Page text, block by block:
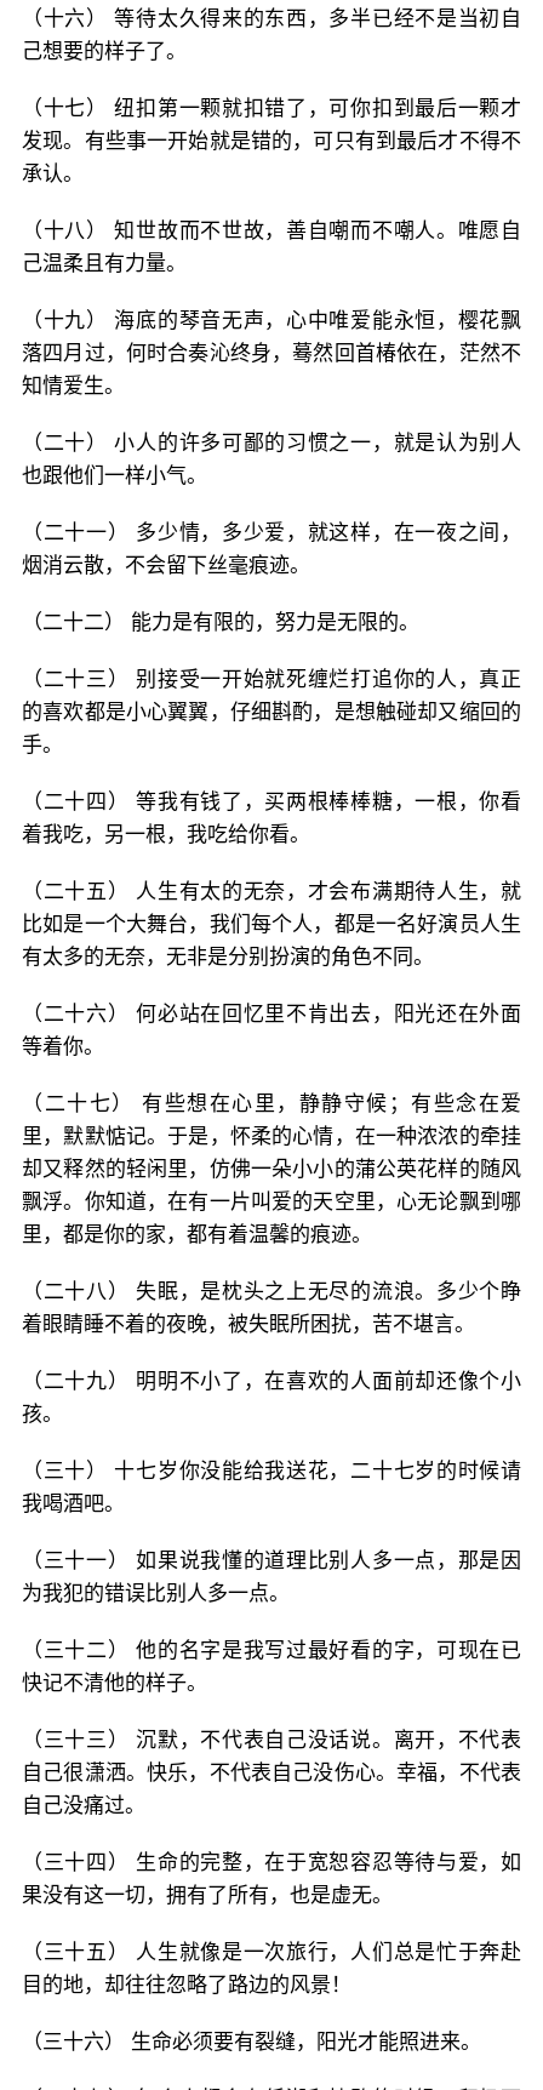
（十六） 等待太久得来的东西，多半已经不是当初自
己想要的样子了。
（十七） 纽扣第一颗就扣错了，可你扣到最后一颗才
发现。有些事一开始就是错的，可只有到最后才不得不
承认。
（十八） 知世故而不世故，善自嘲而不嘲人。唯愿自
己温柔且有力量。
（十九） 海底的琴音无声，心中唯爱能永恒，樱花飘
落四月过，何时合奏沁终身，蓦然回首椿依在，茫然不
知情爱生。
（二十） 小人的许多可鄙的习惯之一，就是认为别人
也跟他们一样小气。
（二十一） 多少情，多少爱，就这样，在一夜之间，
烟消云散，不会留下丝毫痕迹。
（二十二） 能力是有限的，努力是无限的。
（二十三） 别接受一开始就死缠烂打追你的人，真正
的喜欢都是小心翼翼，仔细斟酌，是想触碰却又缩回的
手。
（二十四） 等我有钱了，买两根棒棒糖，一根，你看
着我吃，另一根，我吃给你看。
（二十五） 人生有太的无奈，才会布满期待人生，就
比如是一个大舞台，我们每个人，都是一名好演员人生
有太多的无奈，无非是分别扮演的角色不同。
（二十六） 何必站在回忆里不肯出去，阳光还在外面
等着你。
（二十七） 有些想在心里，静静守候；有些念在爱
里，默默惦记。于是，怀柔的心情，在一种浓浓的牵挂
却又释然的轻闲里，仿佛一朵小小的蒲公英花样的随风
飘浮。你知道，在有一片叫爱的天空里，心无论飘到哪
里，都是你的家，都有着温馨的痕迹。
（二十八） 失眠，是枕头之上无尽的流浪。多少个睁
着眼睛睡不着的夜晚，被失眠所困扰，苦不堪言。
（二十九） 明明不小了，在喜欢的人面前却还像个小
孩。
（三十） 十七岁你没能给我送花，二十七岁的时候请
我喝酒吧。
（三十一） 如果说我懂的道理比别人多一点，那是因
为我犯的错误比别人多一点。
（三十二） 他的名字是我写过最好看的字，可现在已
快记不清他的样子。
（三十三） 沉默，不代表自己没话说。离开，不代表
自己很潇洒。快乐，不代表自己没伤心。幸福，不代表
自己没痛过。
（三十四） 生命的完整，在于宽恕容忍等待与爱，如
果没有这一切，拥有了所有，也是虚无。
（三十五） 人生就像是一次旅行，人们总是忙于奔赴
目的地，却往往忽略了路边的风景！
（三十六） 生命必须要有裂缝，阳光才能照进来。